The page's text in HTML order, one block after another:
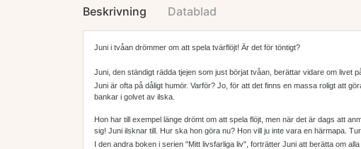
Beskrivning Datablad
Juni i tvåan drömmer om att spela tvärflöjt! Är det för töntigt?
Juni, den ständigt rädda tjejen som just börjat tvåan, berättar vidare om
Juni är ofta på dåligt humör. Varför? Jo, för att det finns en massa roligt att
bankar i golvet av ilska.
Hon har till exempel länge drömt om att spela flöjt, men när det är dags att
sig! Juni ilsknar till. Hur ska hon göra nu? Hon vill ju inte vara en härmapa.
I den andra boken i serien "Mitt livsfarliga liv", forträtter Juni att berätta om